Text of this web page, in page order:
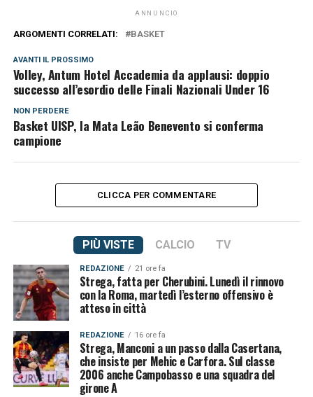
ANNUNCIO
ARGOMENTI CORRELATI: BASKET
AVANTI IL ​​PROSSIMO
Volley, Antum Hotel Accademia da applausi: doppio
successo all’esordio delle Finali Nazionali Under 16
NON PERDERE
Basket UISP, la Mata Leão Benevento si conferma
campione
CLICCA PER COMMENTARE
PIÙ VISTE CALCIO TV
REDAZIONE 21 ore fa
Strega, fatta per Cherubini. Lunedì il rinnovo
con la Roma, martedì l’esterno offensivo è
atteso in città
REDAZIONE 16 ore fa
Strega, Manconi a un passo dalla Casertana,
che insiste per Mehic e Carfora. Sul classe
2006 anche Campobasso e una squadra del
girone A